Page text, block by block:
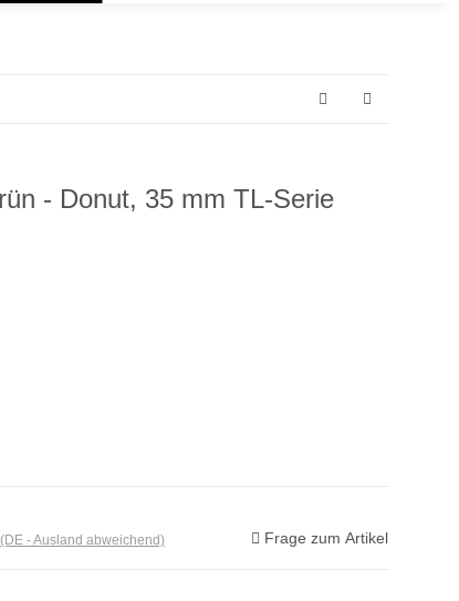
- Donut, 35 mm TL-Serie
(DE - Ausland abweichend) Frage zum Artikel